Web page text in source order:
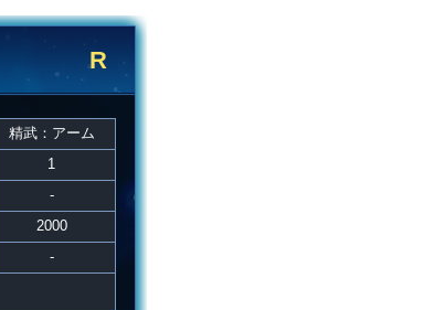
R
精武：アーム
1
-
2000
-